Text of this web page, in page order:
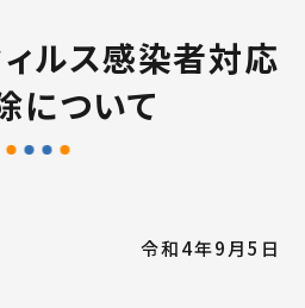
ルス感染者対応
について
令和4年9月5日